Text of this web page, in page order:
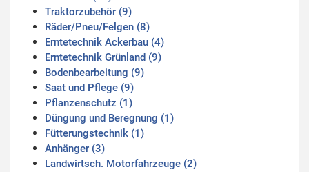
Traktorzubehör (9)
Räder/Pneu/Felgen (8)
Erntetechnik Ackerbau (4)
Erntetechnik Grünland (9)
Bodenbearbeitung (9)
Saat und Pflege (9)
Pflanzenschutz (1)
Düngung und Beregnung (1)
Fütterungstechnik (1)
Anhänger (3)
Landwirtsch. Motorfahrzeuge (2)